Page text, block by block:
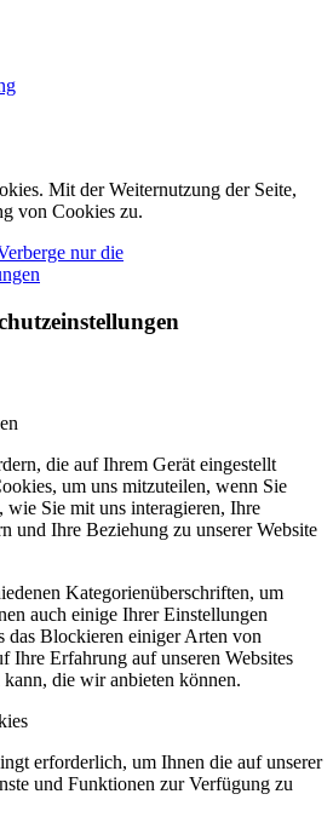
Mit der Weiternutzung der Seite,
von Cookies zu.
nur die
die auf Ihrem Gerät eingestellt
um uns mitzuteilen, wenn Sie
wie Sie mit uns interagieren, Ihre
und Ihre Beziehung zu unserer Website
Kategorienüberschriften, um
auch einige Ihrer Einstellungen
das Blockieren einiger Arten von
Ihre Erfahrung auf unseren Websites
die wir anbieten können.
erforderlich, um Ihnen die auf unserer
und Funktionen zur Verfügung zu